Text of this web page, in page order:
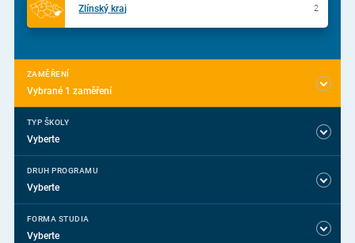
Zlínský kraj 2
ZAMĚŘENÍ
Vybrané 1 zaměření
TYP ŠKOLY
Vyberte
DRUH PROGRAMU
Vyberte
FORMA STUDIA
Vyberte